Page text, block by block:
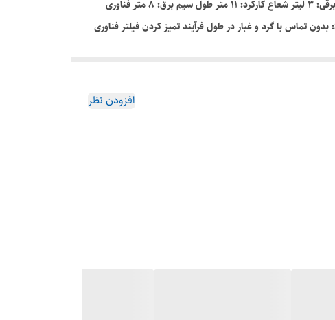
جاروبرقی بوش مدل BOSCH BGS7POW1 کشور سازنده: لهستان رنگ: مشکی سری: سری 8 جنس بدنه: پلاستیک ظرفیت مخزن جاروبرقی: 3 لیتر شعاع کارکرد: 11 متر طول سیم برق: 8 متر فناوری
AirCycle خودکار: برای راندمان تمیز کردن بالاتر بدون افت عملکرد به لطف خود تمیز شوندگی خودکار. سیستم کاملاً خودکار SelfClean: بدون تماس با گرد و غبار در طول فرآیند تمیز کردن فیلتر فناوری
افزودن نظر